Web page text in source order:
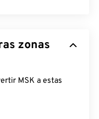
zonas
MSK a estas